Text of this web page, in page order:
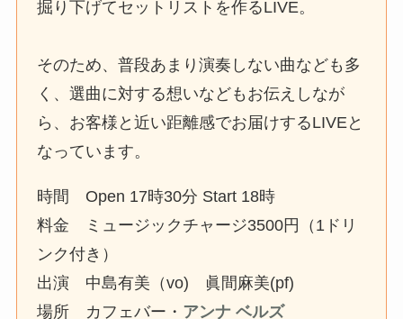
掘り下げてセットリストを作るLIVE。
そのため、普段あまり演奏しない曲なども多
く、選曲に対する想いなどもお伝えしなが
ら、お客様と近い距離感でお届けするLIVEと
なっています。
時間 Open 17時30分 Start 18時
料金 ミュージックチャージ3500円（1ドリ
ンク付き）
出演 中島有美（vo) 眞間麻美(pf)
場所 カフェバー・ アンナ ベルズ